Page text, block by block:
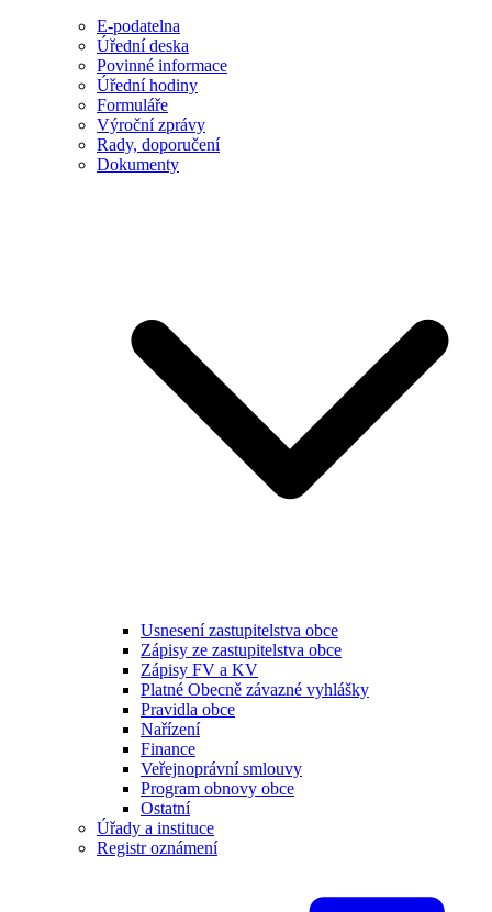
E-podatelna
Úřední deska
Povinné informace
Úřední hodiny
Formuláře
Výroční zprávy
Rady, doporučení
Dokumenty
Usnesení zastupitelstva obce
Zápisy ze zastupitelstva obce
Zápisy FV a KV
Platné Obecně závazné vyhlášky
Pravidla obce
Nařízení
Finance
Veřejnoprávní smlouvy
Program obnovy obce
Ostatní
Úřady a instituce
Registr oznámení